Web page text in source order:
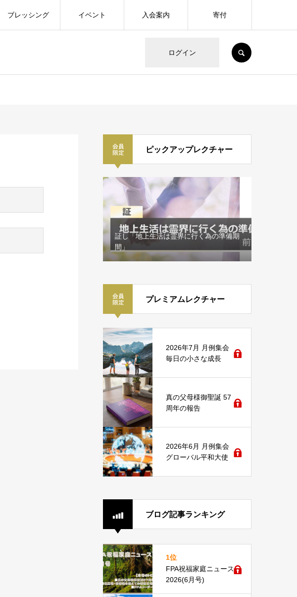
ログイン
ブレッシング イベント 入会案内 寄付
ピックアップレクチャー
証し「地上生活は霊界に行く為の準備期
間」
プレミアムレクチャー
2026年7月 月例集会
毎日の小さな成長
真の父母様御聖誕 57
周年の報告
2026年6月 月例集会
グローバル平和大使
ブログ記事ランキング
1位
FPA祝福家庭ニュース
2026(6月号)